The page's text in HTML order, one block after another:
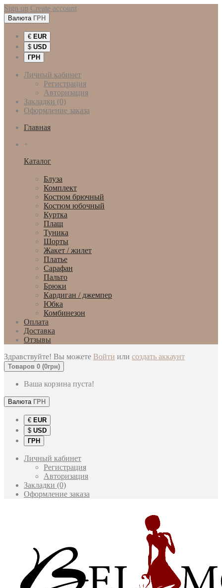
Sign up Create account
Валюта ГРН
€ EUR
$ USD
ГРН
Личный кабинет
Регистрация
Авторизация
Закладки (0)
Оформление заказа
Главная
+
Каталог
Блуза
Комплект
Костюм брючный
Костюм юбочный
Куртка
Плащ
Туника
Шорты
Жакет / жилет
Платье
Сарафан
Пальто
Брюки
Кардиган / джемпер
Юбка
Комбинезон
Оплата
Доставка
Отзывы
Здравствуйте! Вы можете Войти или создать аккаунт
Товаров 0 (0грн)
Ваша корзина пуста!
Валюта ГРН
€ EUR
$ USD
ГРН
Личный кабинет
Регистрация
Авторизация
Закладки (0)
Оформление заказа